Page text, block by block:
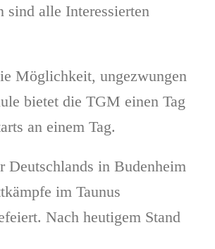
sind alle Interessierten
Möglichkeit, ungezwungen
bietet die TGM einen Tag
an einem Tag.
Deutschlands in Budenheim
im Taunus
Nach heutigem Stand